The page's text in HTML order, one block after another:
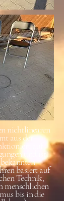
nichtlinearen
aus der
auf
und ist
basiert auf
Technik,
menschlichen
bis in die